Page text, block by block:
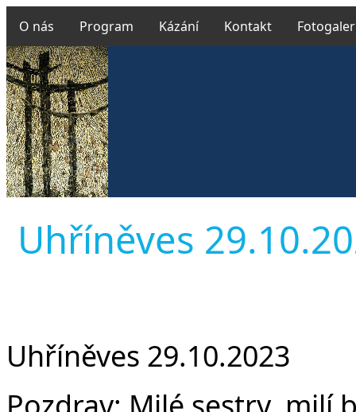
O nás Program Kázání Kontakt
Uhříněves
Uhříněves 29.10.2023